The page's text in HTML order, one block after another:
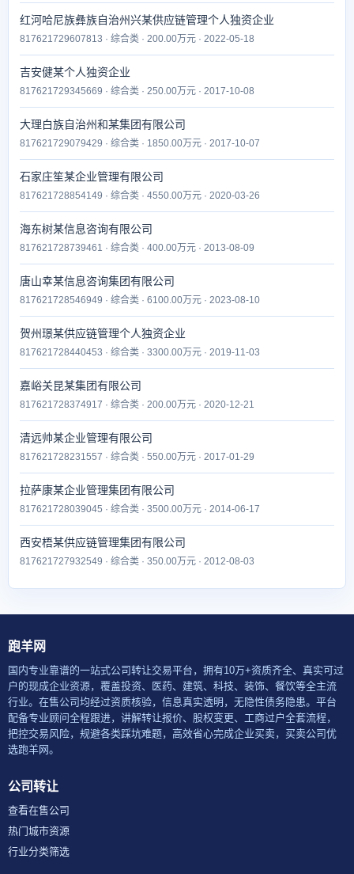
红河哈尼族彝族自治州兴某供应链管理个人独资企业
817621729607813 · 综合类 · 200.00万元 · 2022-05-18
吉安健某个人独资企业
817621729345669 · 综合类 · 250.00万元 · 2017-10-08
大理白族自治州和某集团有限公司
817621729079429 · 综合类 · 1850.00万元 · 2017-10-07
石家庄笙某企业管理有限公司
817621728854149 · 综合类 · 4550.00万元 · 2020-03-26
海东树某信息咨询有限公司
817621728739461 · 综合类 · 400.00万元 · 2013-08-09
唐山幸某信息咨询集团有限公司
817621728546949 · 综合类 · 6100.00万元 · 2023-08-10
贺州璟某供应链管理个人独资企业
817621728440453 · 综合类 · 3300.00万元 · 2019-11-03
嘉峪关昆某集团有限公司
817621728374917 · 综合类 · 200.00万元 · 2020-12-21
清远帅某企业管理有限公司
817621728231557 · 综合类 · 550.00万元 · 2017-01-29
拉萨康某企业管理集团有限公司
817621728039045 · 综合类 · 3500.00万元 · 2014-06-17
西安梧某供应链管理集团有限公司
817621727932549 · 综合类 · 350.00万元 · 2012-08-03
跑羊网
国内专业靠谱的一站式公司转让交易平台，拥有10万+资质齐全、真实可过
户的现成企业资源，覆盖投资、医药、建筑、科技、装饰、餐饮等全主流
行业。在售公司均经过资质核验，信息真实透明，无隐性债务隐患。平台
配备专业顾问全程跟进，讲解转让报价、股权变更、工商过户全套流程，
把控交易风险，规避各类踩坑难题，高效省心完成企业买卖，买卖公司优
选跑羊网。
公司转让
查看在售公司
热门城市资源
行业分类筛选